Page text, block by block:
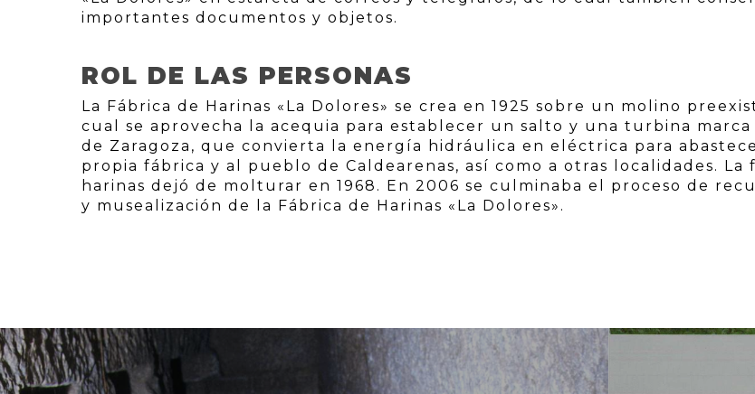
importantes documentos y objetos.
ROL DE LAS PERSONAS
La Fábrica de Harinas «La Dolores» se crea en 1925 sobre un molino
cual se aprovecha la acequia para establecer un salto y una turbina marca
de Zaragoza, que convierta la energía hidráulica en eléctrica para
propia fábrica y al pueblo de Caldearenas, así como a otras localidades. La
harinas dejó de molturar en 1968. En 2006 se culminaba el proceso de
y musealización de la Fábrica de Harinas «La Dolores».